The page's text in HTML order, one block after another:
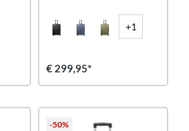
+1
€ 299,95*
-50%